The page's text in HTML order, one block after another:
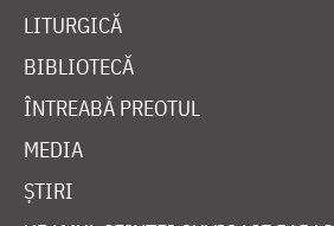
LITURGICĂ
BIBLIOTECĂ
ÎNTREABĂ PREOTUL
MEDIA
ȘTIRI